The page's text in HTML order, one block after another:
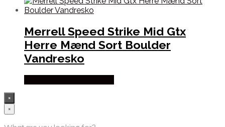
Merrell Speed Strike Mid Gtx
Herre Mænd Sort Boulder
Vandresko
×
×